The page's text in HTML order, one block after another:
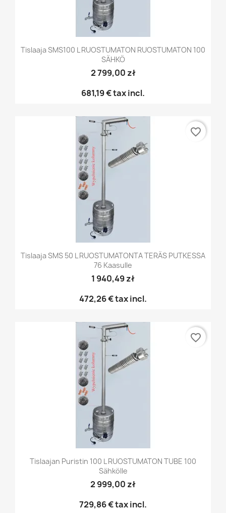
Tislaaja SMS100 L RUOSTUMATON RUOSTUMATON 100
SÄHKÖ
2 799,00 zł
681,19 €tax incl.
Tislaaja SMS 50 L RUOSTUMATONTA TERÄS PUTKESSA
76 Kaasulle
1 940,49 zł
472,26 €tax incl.
favorite_border
Tislaajan Puristin 100 L RUOSTUMATON TUBE 100
Sähkölle
2 999,00 zł
729,86 €tax incl.
favorite_border